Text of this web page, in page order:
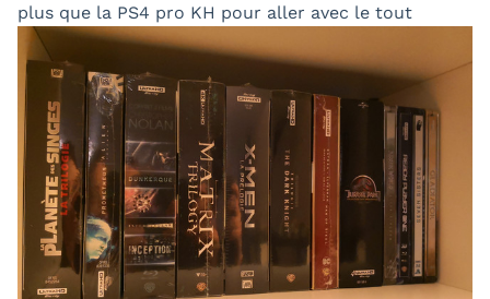
plus que la PS4 pro KH pour aller avec le tout